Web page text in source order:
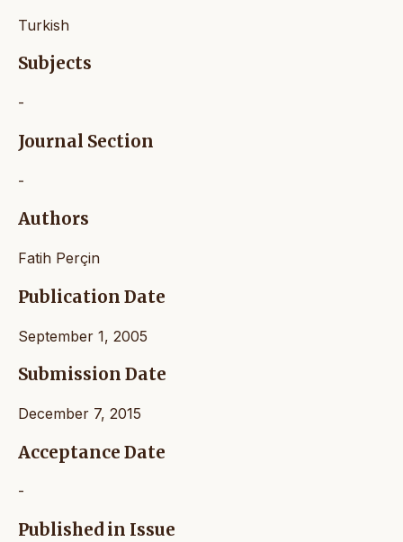
Turkish
Subjects
-
Journal Section
-
Authors
Fatih Perçin
Publication Date
September 1, 2005
Submission Date
December 7, 2015
Acceptance Date
-
Published in Issue